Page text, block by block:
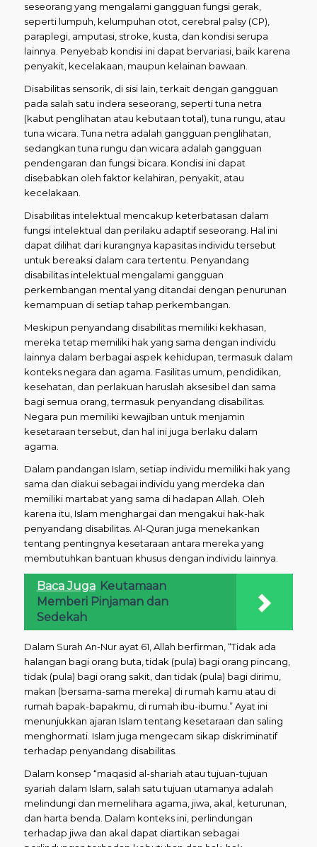
seseorang yang mengalami gangguan fungsi gerak,
seperti lumpuh, kelumpuhan otot, cerebral palsy (CP),
paraplegi, amputasi, stroke, kusta, dan kondisi serupa
lainnya. Penyebab kondisi ini dapat bervariasi, baik karena
penyakit, kecelakaan, maupun kelainan bawaan.
Disabilitas sensorik, di sisi lain, terkait dengan gangguan
pada salah satu indera seseorang, seperti tuna netra
(kabut penglihatan atau kebutaan total), tuna rungu, atau
tuna wicara. Tuna netra adalah gangguan penglihatan,
sedangkan tuna rungu dan wicara adalah gangguan
pendengaran dan fungsi bicara. Kondisi ini dapat
disebabkan oleh faktor kelahiran, penyakit, atau
kecelakaan.
Disabilitas intelektual mencakup keterbatasan dalam
fungsi intelektual dan perilaku adaptif seseorang. Hal ini
dapat dilihat dari kurangnya kapasitas individu tersebut
untuk bereaksi dalam cara tertentu. Penyandang
disabilitas intelektual mengalami gangguan
perkembangan mental yang ditandai dengan penurunan
kemampuan di setiap tahap perkembangan.
Meskipun penyandang disabilitas memiliki kekhasan,
mereka tetap memiliki hak yang sama dengan individu
lainnya dalam berbagai aspek kehidupan, termasuk dalam
konteks negara dan agama. Fasilitas umum, pendidikan,
kesehatan, dan perlakuan haruslah aksesibel dan sama
bagi semua orang, termasuk penyandang disabilitas.
Negara pun memiliki kewajiban untuk menjamin
kesetaraan tersebut, dan hal ini juga berlaku dalam
agama.
Dalam pandangan Islam, setiap individu memiliki hak yang
sama dan diakui sebagai individu yang merdeka dan
memiliki martabat yang sama di hadapan Allah. Oleh
karena itu, Islam menghargai dan mengakui hak-hak
penyandang disabilitas. Al-Quran juga menekankan
tentang pentingnya kesetaraan antara mereka yang
membutuhkan bantuan khusus dengan individu lainnya.
Baca Juga Keutamaan
Memberi Pinjaman dan
Sedekah
Dalam Surah An-Nur ayat 61, Allah berfirman, “Tidak ada
halangan bagi orang buta, tidak (pula) bagi orang pincang,
tidak (pula) bagi orang sakit, dan tidak (pula) bagi dirimu,
makan (bersama-sama mereka) di rumah kamu atau di
rumah bapak-bapakmu, di rumah ibu-ibumu.” Ayat ini
menunjukkan ajaran Islam tentang kesetaraan dan saling
menghormati. Islam juga mengecam sikap diskriminatif
terhadap penyandang disabilitas.
Dalam konsep “maqasid al-shariah atau tujuan-tujuan
syariah dalam Islam, salah satu tujuan utamanya adalah
melindungi dan memelihara agama, jiwa, akal, keturunan,
dan harta benda. Dalam konteks ini, perlindungan
terhadap jiwa dan akal dapat diartikan sebagai